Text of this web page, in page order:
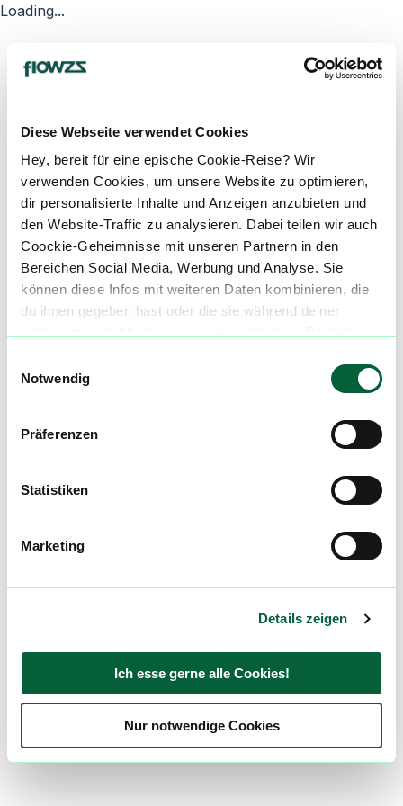
Diese Webseite verwendet Cookies
Hey, bereit für eine epische Cookie-Reise? Wir
verwenden Cookies, um unsere Website zu optimieren,
dir personalisierte Inhalte und Anzeigen anzubieten und
den Website-Traffic zu analysieren. Dabei teilen wir auch
Coockie-Geheimnisse mit unseren Partnern in den
Bereichen Social Media, Werbung und Analyse. Sie
können diese Infos mit weiteren Daten kombinieren, die
du ihnen gegeben hast oder die sie während deiner
Notwendig
Präferenzen
Statistiken
Marketing
Details zeigen
Ich esse gerne alle Cookies!
Nur notwendige Cookies
Loading...